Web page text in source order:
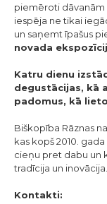
piemēroti dāvanām
iespēja ne tikai
un saņemt īpašus
novada
Katru dienu
degustācijas, kā
padomus, kā
Biškopība Rāznas
kas kopš 2010.
cieņu pret dabu un
tradīcija un inovācija.
Kontakti: